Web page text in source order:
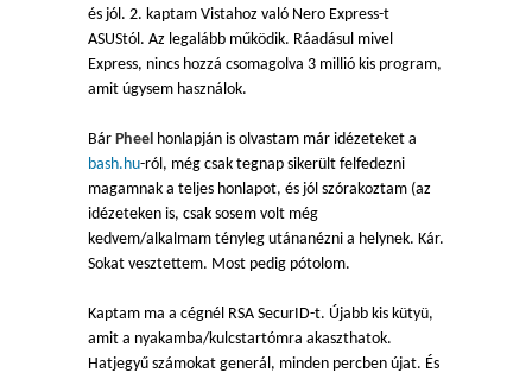
és jól. 2. kaptam Vistahoz való Nero Express-t
ASUStól. Az legalább működik. Ráadásul mivel
Express, nincs hozzá csomagolva 3 millió kis program,
amit úgysem használok.
Bár Pheel honlapján is olvastam már idézeteket a
bash.hu-ról, még csak tegnap sikerült felfedezni
magamnak a teljes honlapot, és jól szórakoztam (az
idézeteken is, csak sosem volt még
kedvem/alkalmam tényleg utánanézni a helynek. Kár.
Sokat vesztettem. Most pedig pótolom.
Kaptam ma a cégnél RSA SecurID-t. Újabb kis kütyü,
amit a nyakamba/kulcstartómra akaszthatok.
Hatjegyű számokat generál, minden percben újat. És